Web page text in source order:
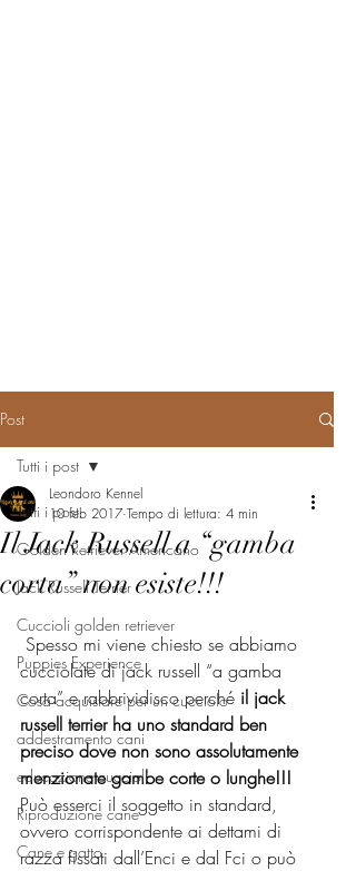
Post
Tutti i post
Golden Retriever Americano
Jack Russell Terrier
Cuccioli golden retriever
Puppies Experience
Cosa acquistare per un cucciolo
addestramento cani
educazione cuccioli
Riproduzione cane
Cane e gatto
Tutti i post
Il Jack Russell a “gamba
corta” non esiste!!!
Leondoro Kennel
10 feb 2017 Tempo di lettura: 4 min
cucciolate di jack russell “a gamba
corta” e rabbrividisco perché il jack
russell terrier ha uno standard ben
preciso dove non sono assolutamente
menzionate gambe corte o lunghe!!!
Può esserci il soggetto in standard,
ovvero corrispondente ai dettami di
razza fissati dall’Enci e dal Fci o può